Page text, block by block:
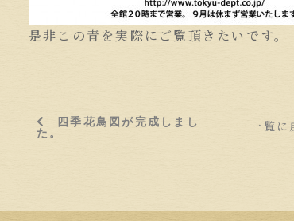
是非この青を実際にご覧頂きたいです。
四季花鳥図が完成しまし
た。
一覧に